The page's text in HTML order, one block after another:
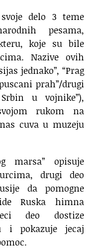
delo 3 teme
pesama,
koje su bile
Nazive ovih
jednako”, “Prag
prah”/drugi
u vojnike”),
rukom na
cuva u muzeju
marsa” opisuje
drugi deo
da pomogne
Ruska himna
deo dostize
i pokazuje jecaj